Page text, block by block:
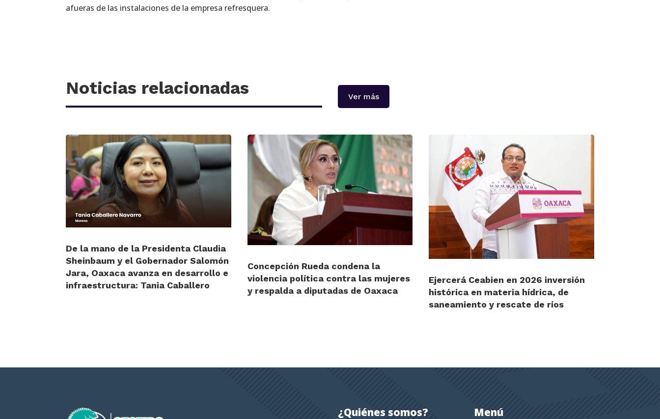
afueras de las instalaciones de la empresa refresquera.
Noticias relacionadas Ver más
De la mano de la Presidenta Claudia
Sheinbaum y el Gobernador Salomón
Jara, Oaxaca avanza en desarrollo e
infraestructura: Tania Caballero
Concepción Rueda condena la
violencia política contra las mujeres
y respalda a diputadas de Oaxaca
Ejercerá Ceabien en 2026 inversión
histórica en materia hídrica, de
saneamiento y rescate de ríos
¿Quiénes somos? Menú